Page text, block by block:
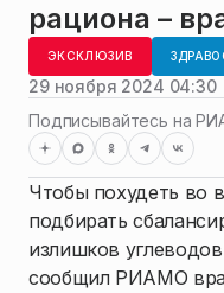
рациона –
ЭКСКЛЮЗИВ
29 ноября 2024 04:30
Подписывайтесь на
Чтобы похудеть во
подбирать
излишков
сообщил РИАМО